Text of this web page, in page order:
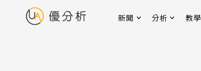
新聞 分析 教學